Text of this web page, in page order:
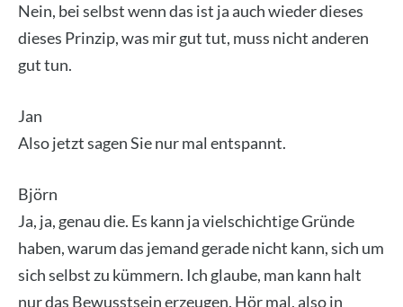
Nein, bei selbst wenn das ist ja auch wie­der die­ses
die­ses Prin­zip, was mir gut tut, muss nicht ande­ren
gut tun.
Jan
Also jetzt sagen Sie nur mal ent­spannt.
Björn
Ja, ja, genau die. Es kann ja viel­schich­ti­ge Grün­de
haben, war­um das jemand gera­de nicht kann, sich um
sich selbst zu küm­mern. Ich glau­be, man kann halt
nur das Bewusst­sein erzeu­gen. Hör mal, also in